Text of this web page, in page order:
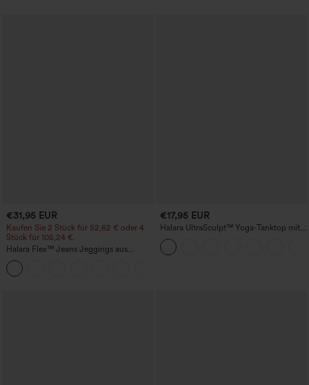
€31,95 EUR
Kaufen Sie 2 Stück für 52,62 € oder 4
Stück für 105,24 €.
Halara Flex™ Jeans Jeggings aus
elastischem Strick-Denim mit hohem
Bund und Gesäßtaschen
€17,95 EUR
Halara UltraSculpt™ Yoga-Tanktop mit
doppelten Trägern und gedrehtem
Rückendesign